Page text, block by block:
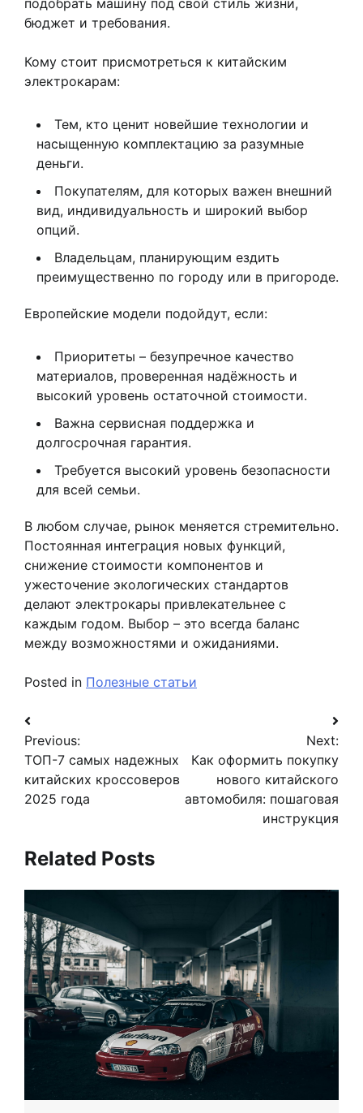
подобрать машину под свой стиль жизни,
бюджет и требования.
Кому стоит присмотреться к китайским
электрокарам:
Тем, кто ценит новейшие технологии и
насыщенную комплектацию за разумные
деньги.
Покупателям, для которых важен внешний
вид, индивидуальность и широкий выбор
опций.
Владельцам, планирующим ездить
преимущественно по городу или в пригороде.
Европейские модели подойдут, если:
Приоритеты – безупречное качество
материалов, проверенная надёжность и
высокий уровень остаточной стоимости.
Важна сервисная поддержка и
долгосрочная гарантия.
Требуется высокий уровень безопасности
для всей семьи.
В любом случае, рынок меняется стремительно.
Постоянная интеграция новых функций,
снижение стоимости компонентов и
ужесточение экологических стандартов
делают электрокары привлекательнее с
каждым годом. Выбор – это всегда баланс
между возможностями и ожиданиями.
Posted in Полезные статьи
Навигация
по
записям
Previous:
ТОП-7 самых надежных
китайских кроссоверов
2025 года
Next:
Как оформить покупку
нового китайского
автомобиля: пошаговая
инструкция
Related Posts